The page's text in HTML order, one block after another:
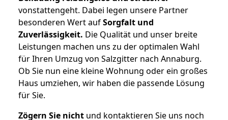
vonstattengeht. Dabei legen unsere Partner
besonderen Wert aufSorgfalt und
Zuverlässigkeit. Die Qualität und unser breite
Leistungen machen uns zu der optimalen Wahl
für Ihren Umzug von Salzgitter nach Annaburg.
Ob Sie nun eine kleine Wohnung oder ein großes
Haus umziehen, wir haben die passende Lösung
für Sie.
Zögern Sie nicht und kontaktieren Sie uns noch